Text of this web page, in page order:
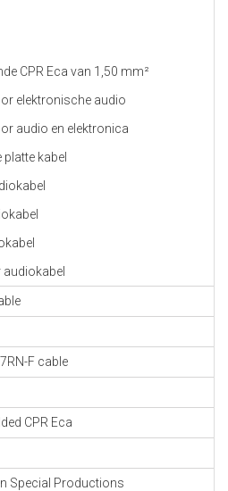
CPR Eca van 1,50 mm²
elektronische audio
audio en elektronica
kabel
F cable
CPR Eca
Special Productions